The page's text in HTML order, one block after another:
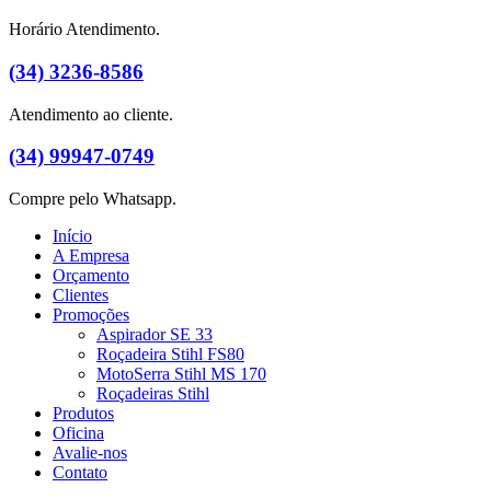
Horário Atendimento.
(34) 3236-8586
Atendimento ao cliente.
(34) 99947-0749
Compre pelo Whatsapp.
Início
A Empresa
Orçamento
Clientes
Promoções
Aspirador SE 33
Roçadeira Stihl FS80
MotoSerra Stihl MS 170
Roçadeiras Stihl
Produtos
Oficina
Avalie-nos
Contato